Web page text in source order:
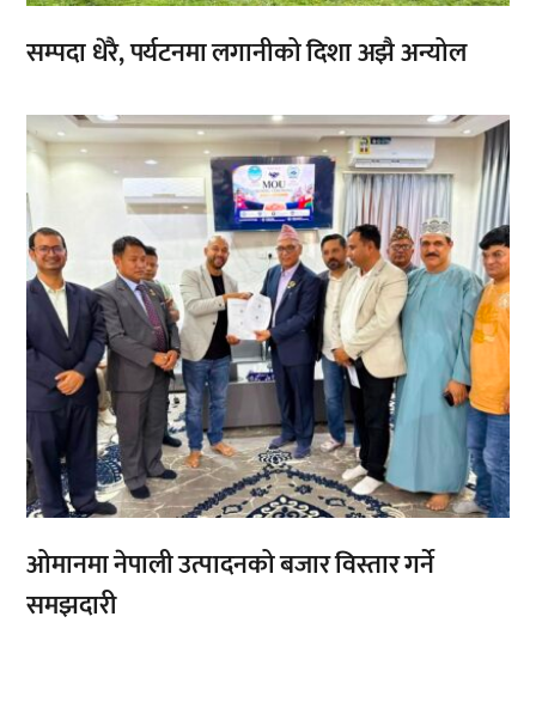
सम्पदा धेरै, पर्यटनमा लगानीको दिशा अझै अन्योल
,,
ओमानमा नेपाली उत्पादनको बजार विस्तार गर्ने
समझदारी